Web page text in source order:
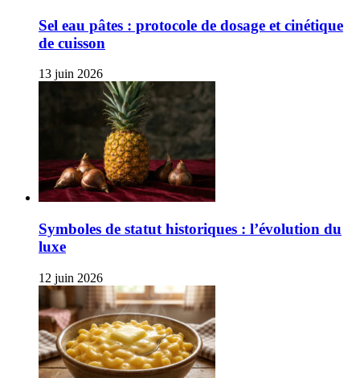
Sel eau pâtes : protocole de dosage et cinétique
de cuisson
13 juin 2026
Symboles de statut historiques : l’évolution du
luxe
12 juin 2026